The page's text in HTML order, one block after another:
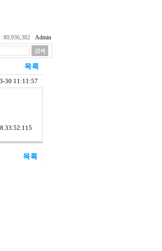
80,936,382 Admin
30 11:11:57